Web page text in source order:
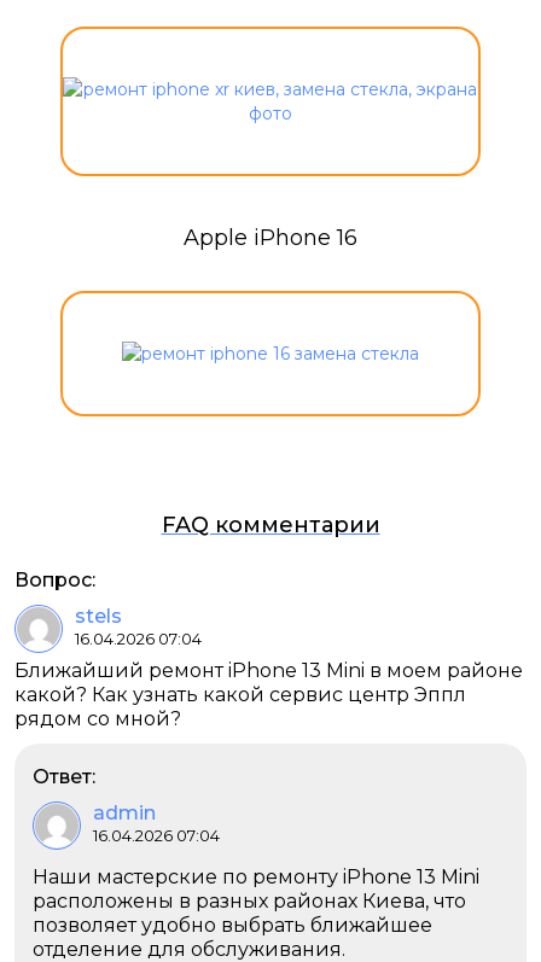
Apple iPhone 16
FAQ комментарии
Вопрос:
stels
16.04.2026 07:04
Ближайший ремонт iPhone 13 Mini в моем районе
какой? Как узнать какой сервис центр Эппл
рядом со мной?
Ответ:
admin
16.04.2026 07:04
Наши мастерские по ремонту iPhone 13 Mini
расположены в разных районах Киева, что
позволяет удобно выбрать ближайшее
отделение для обслуживания.